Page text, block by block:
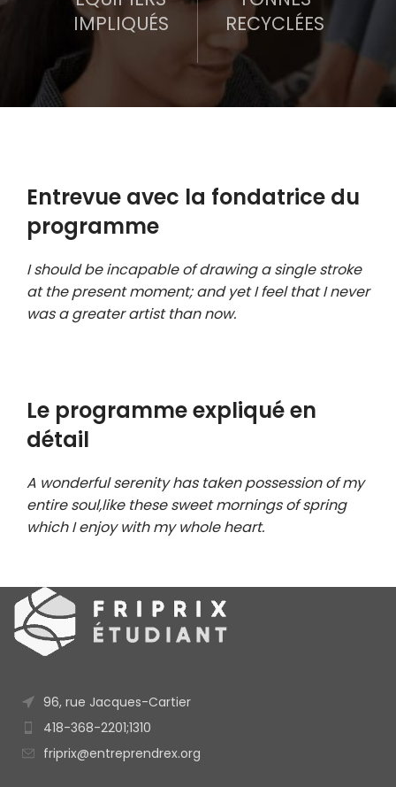
IMPLIQUÉS
RECYCLÉES
Entrevue avec la fondatrice du
programme
I should be incapable of drawing a single stroke
at the present moment; and yet I feel that I never
was a greater artist than now.
Le programme expliqué en
détail
A wonderful serenity has taken possession of my
entire soul,like these sweet mornings of spring
which I enjoy with my whole heart.
96, rue Jacques-Cartier
418-368-2201;1310
friprix@entreprendrex.org